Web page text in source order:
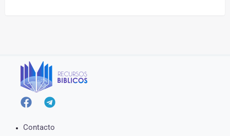
Contacto